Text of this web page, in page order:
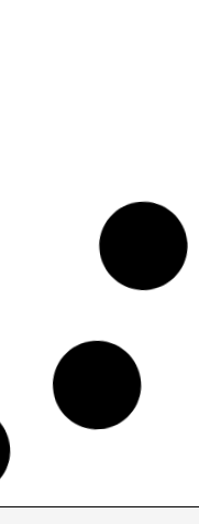
PRESENCIAL
la alquimia
la definición del
20:30h